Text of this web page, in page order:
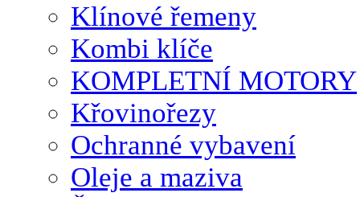
Klínové řemeny
Kombi klíče
KOMPLETNÍ MOTORY
Křovinořezy
Ochranné vybavení
Oleje a maziva